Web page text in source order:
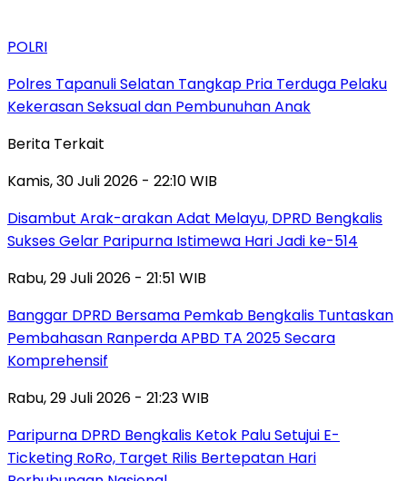
POLRI
Polres Tapanuli Selatan Tangkap Pria Terduga Pelaku
Kekerasan Seksual dan Pembunuhan Anak
Berita Terkait
Kamis, 30 Juli 2026 - 22:10 WIB
Disambut Arak-arakan Adat Melayu, DPRD Bengkalis
Sukses Gelar Paripurna Istimewa Hari Jadi ke-514
Rabu, 29 Juli 2026 - 21:51 WIB
Banggar DPRD Bersama Pemkab Bengkalis Tuntaskan
Pembahasan Ranperda APBD TA 2025 Secara
Komprehensif
Rabu, 29 Juli 2026 - 21:23 WIB
Paripurna DPRD Bengkalis Ketok Palu Setujui E-
Ticketing RoRo, Target Rilis Bertepatan Hari